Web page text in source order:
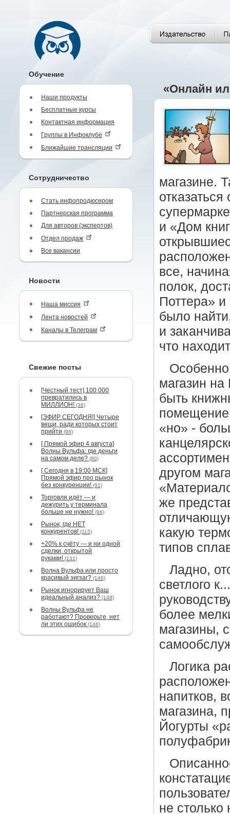
Обучение
Наши продукты
Бесплатные курсы
Контактная информация
Группы в Инфоклубе
Ближайшие трансляции
Сотрудничество
Стать инфопродюсером
Партнерская программа
Для авторов (экспертов)
Отдел продаж
Все вакансии
Новости
Наша миссия
Лента новостей
Каналы в Телеграм
Свежие посты
[Честный тест] 100 000
превратились в
МИЛЛИОН! (36)
[ЭФИР СЕГОДНЯ!] Четыре
вещи, ради которых стоит
прийти (96)
[ Прямой эфир 4 августа]
Волны Вульфа: где деньги
на самом деле? (80)
[ Сегодня в 19:00 МСК]
Прямой эфир про рынок
без конкуренции! (91)
Торговля идёт — и
дежурить у терминала
больше не нужно! (96)
Рынок, где НЕТ
конкурентов! (115)
+20% к счёту — и ни одной
сделки, открытой
руками! (131)
Волна Вульфа или просто
красивый зигзаг? (146)
Рынок игнорирует Ваш
идеальный анализ? (148)
Волны Вульфа не
работают? Проверьте, нет
ли этих ошибок (146)
«Онлайн
магазине.
и «Дом
все,
полок,
Поттера»
было
и
что
магазин на
быть
«но» -
другом
же
какую
типов
Ладно,
светлого
более
магазины,
Логика
напитков,
магазина,
Йогурты
не столько